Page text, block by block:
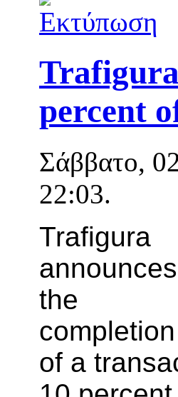
percent
Σάββατο,
22:03.
Trafigura
announces
the
completion
of a